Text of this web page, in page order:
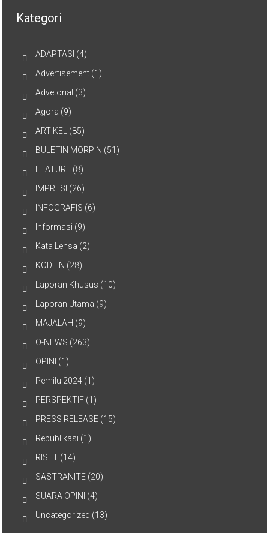
Kategori
ADAPTASI (4)
Advertisement (1)
Advetorial (3)
Agora (9)
ARTIKEL (85)
BULETIN MORPIN (51)
FEATURE (8)
IMPRESI (26)
INFOGRAFIS (6)
Informasi (9)
Kata Lensa (2)
KODEIN (28)
Laporan Khusus (10)
Laporan Utama (9)
MAJALAH (9)
O-NEWS (263)
OPINI (1)
Pemilu 2024 (1)
PERSPEKTIF (1)
PRESS RELEASE (15)
Republikasi (1)
RISET (14)
SASTRANITE (20)
SUARA OPINI (4)
Uncategorized (13)